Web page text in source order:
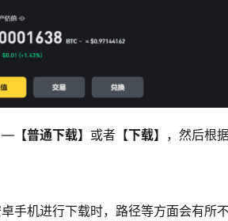
— 【普通下载】 或者 【下载】 ，然后根
手机进行下载时，路径等方面会有所